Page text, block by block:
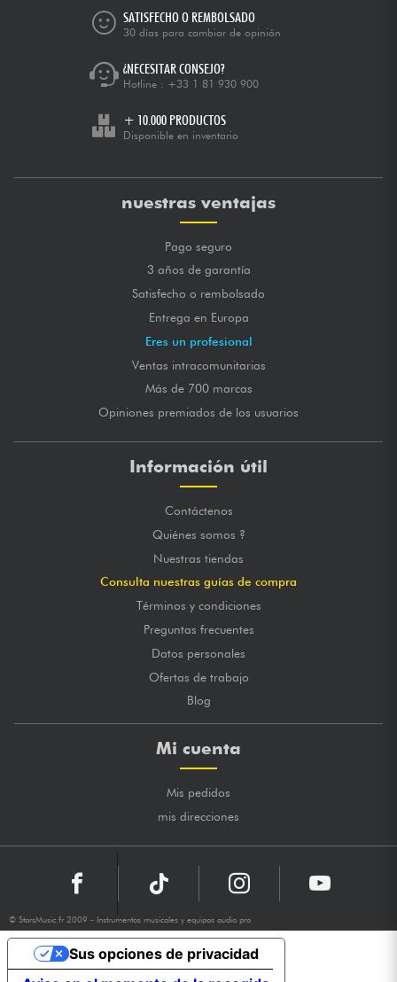
SATISFECHO O REMBOLSADO
30 días para cambiar de opinión
¿NECESITAR CONSEJO?
Hotline : +33 1 81 930 900
+ 10.000 PRODUCTOS
Disponible en inventario
nuestras ventajas
Pago seguro
3 años de garantía
Satisfecho o rembolsado
Entrega en Europa
Eres un profesional
Ventas intracomunitarias
Más de 700 marcas
Opiniones premiados de los usuarios
Información útil
Contáctenos
Quiénes somos ?
Nuestras tiendas
Consulta nuestras guías de compra
Términos y condiciones
Preguntas frecuentes
Datos personales
Ofertas de trabajo
Blog
Mi cuenta
Mis pedidos
mis direcciones
© StarsMusic.fr 2009 - Instrumentos musicales y equipos audio pro
Sus opciones de privacidad